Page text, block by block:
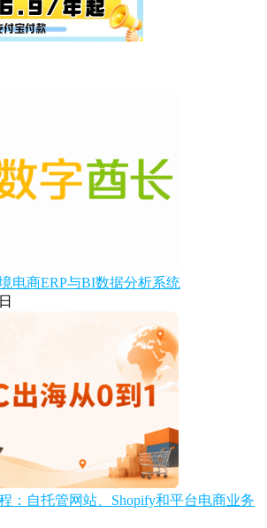
电商ERP与BI数据分析系统
：自托管网站、Shopify和平台电商业务